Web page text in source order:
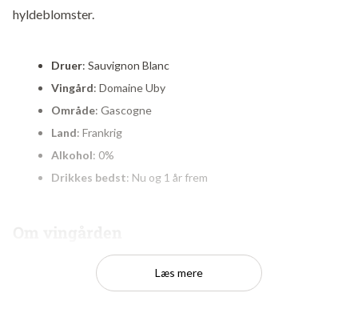
hyldeblomster.
Druer: Sauvignon Blanc
Vingård: Domaine Uby
Område: Gascogne
Land: Frankrig
Alkohol: 0%
Drikkes bedst: Nu og 1 år frem
Gascogne er klart mest kendt for sin verdensberømte Armagnac.
Det er gammel lære, at vinbønderne i området valgte at producere
spiritus fordi deres druer var for dårlige til vin. Den kliché må
Læs mere